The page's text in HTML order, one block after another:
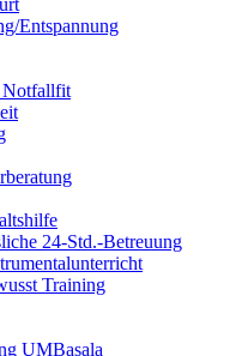
Entspannung
Notfallfit
24-Std.-Betreuung
Training
UMBasala